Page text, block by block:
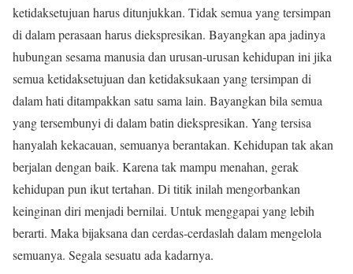
ketidaksetujuan harus ditunjukkan. Tidak semua yang tersimpan
di dalam perasaan harus diekspresikan. Bayangkan apa jadinya
hubungan sesama manusia dan urusan-urusan kehidupan ini jika
semua ketidaksetujuan dan ketidaksukaan yang tersimpan di
dalam hati ditampakkan satu sama lain. Bayangkan bila semua
yang tersembunyi di dalam batin diekspresikan. Yang tersisa
hanyalah kekacauan, semuanya berantakan. Kehidupan tak akan
berjalan dengan baik. Karena tak mampu menahan, gerak
kehidupan pun ikut tertahan. Di titik inilah mengorbankan
keinginan diri menjadi bernilai. Untuk menggapai yang lebih
berarti. Maka bijaksana dan cerdas-cerdaslah dalam mengelola
semuanya. Segala sesuatu ada kadarnya.